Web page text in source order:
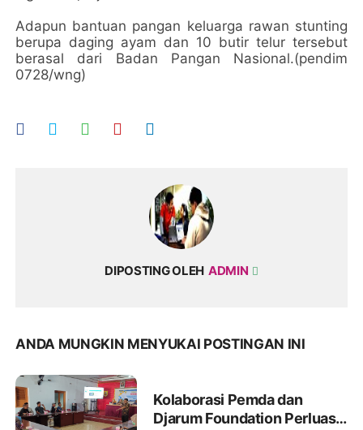
Adapun bantuan pangan keluarga rawan stunting
berupa daging ayam dan 10 butir telur tersebut
berasal dari Badan Pangan Nasional.(pendim
0728/wng)
DIPOSTING OLEH ADMIN
ANDA MUNGKIN MENYUKAI POSTINGAN INI
Kolaborasi Pemda dan
Djarum Foundation Perluas